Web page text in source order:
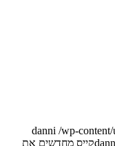
danni /wp-
קייס מחדשים את